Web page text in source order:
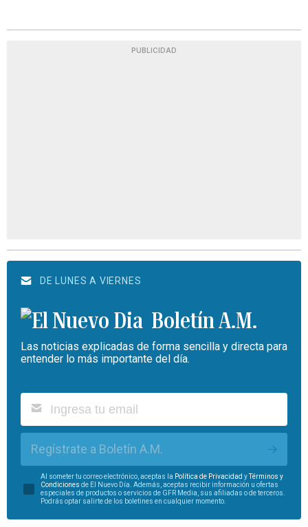
PUBLICIDAD
DE LUNES A VIERNES
Boletín A.M.
Las noticias explicadas de forma sencilla y directa para
entender lo más importante del día.
Regístrate a Boletín A.M.
Al someter tu correo electrónico, aceptas la Política de Privacidad yTérminos y
Condiciones de El Nuevo Día. Además, aceptas recibir información u ofertas
especiales de productos o servicios de GFR Media, sus afiliadas o de terceros.
Podrás optar salirte de los boletines en cualquier momento.